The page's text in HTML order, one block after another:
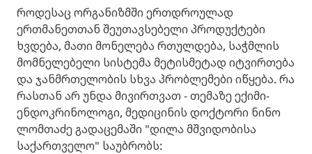
როდესაც ორგანიზმში ერთდროულად
ერთმანეთთან შეუთავსებელი პროდუქტები
ხვდება, მათი მონელება რთულდება, საჭმლის
მომნელებელი სისტემა მეტისმეტად იტვირთება
და ჯანმრთელობის სხვა პრობლემები იწყება. რა
რასთან არ უნდა მივირთვათ - თემაზე ექიმი-
ენდოკრინოლოგი, მედიცინის დოქტორი ნინო
ლომთაძე გადაცემაში "დილა მშვიდობისა
საქართველო" საუბრობს: